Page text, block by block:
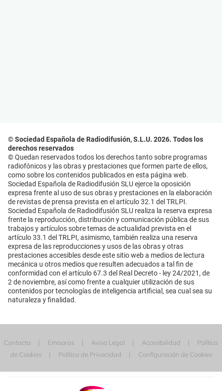
© Sociedad Española de Radiodifusión, S.L.U. 2026. Todos los
derechos reservados
© Quedan reservados todos los derechos tanto sobre programas
radiofónicos y las obras y prestaciones que formen parte de ellos,
como sobre los contenidos publicados en esta página web.
Sociedad Española de Radiodifusión SLU ejerce la oposición
expresa frente al uso de sus obras y prestaciones en la elaboración
de revistas de prensa prevista en el artículo 32.1 del TRLPI.
Sociedad Española de Radiodifusión SLU realiza la reserva expresa
frente la reproducción, distribución y comunicación pública de sus
trabajos y artículos sobre temas de actualidad prevista en el
artículo 33.1 del TRLPI, asimismo, también realiza una reserva
expresa de las reproducciones y usos de las obras y otras
prestaciones accesibles desde este sitio web a medios de lectura
mecánica u otros medios que resulten adecuados a tal fin de
conformidad con el artículo 67.3 del Real Decreto - ley 24/2021, de
2 de noviembre, así como frente a cualquier utilización de sus
contenidos por tecnologías de inteligencia artificial, sea cual sea su
naturaleza y finalidad.
Contacta Emisoras Aviso Legal Accesibilidad
Política
de Cookies
Política de Privacidad Configuración de Cookies